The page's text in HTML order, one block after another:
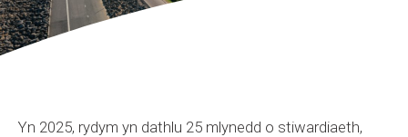
Yn 2025, rydym yn dathlu 25 mlynedd o stiwardiaeth,